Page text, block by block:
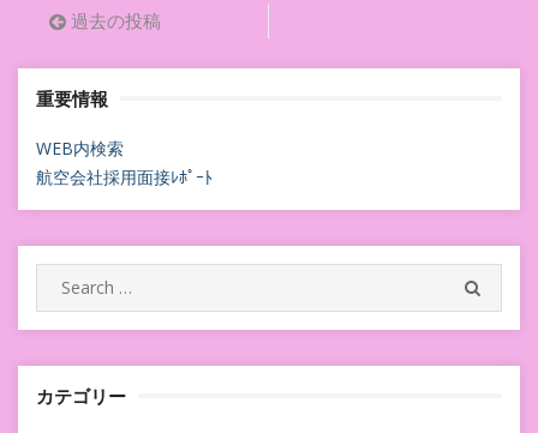
投
稿
ナ
ビ
ゲ
ー
シ
ョ
ン
過去の投稿
重要情報
WEB内検索
航空会社採用面接ﾚﾎﾟｰﾄ
Search
for:
カテゴリー